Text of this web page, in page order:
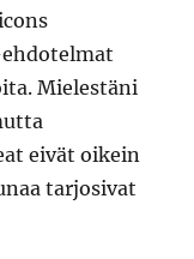
Mielestäni
eivät oikein
tarjosivat